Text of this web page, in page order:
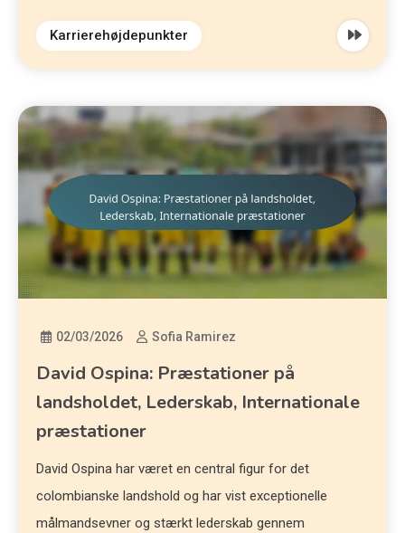
Karrierehøjdepunkter
02/03/2026 Sofia Ramirez
David Ospina: Præstationer på
landsholdet, Lederskab, Internationale
præstationer
David Ospina har været en central figur for det
colombianske landshold og har vist exceptionelle
målmandsevner og stærkt lederskab gennem